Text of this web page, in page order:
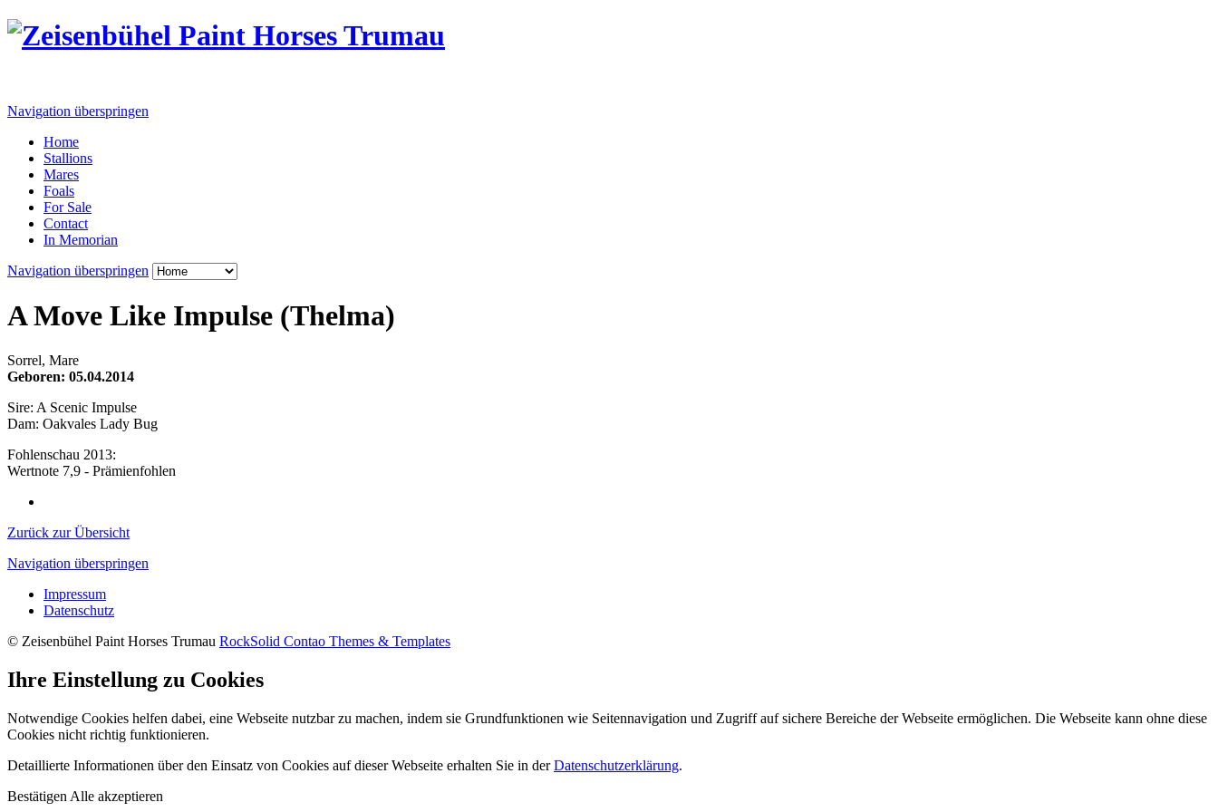
Navigation überspringen
Home
Stallions
Mares
Foals
For Sale
Contact
In Memorian
Navigation überspringen
A Move Like Impulse (Thelma)
Sorrel, Mare
Geboren: 05.04.2014
Sire: A Scenic Impulse
Dam: Oakvales Lady Bug
Fohlenschau 2013:
Wertnote 7,9 - Prämienfohlen
Zurück zur Übersicht
Navigation überspringen
Impressum
Datenschutz
© Zeisenbühel Paint Horses Trumau RockSolid Contao Themes & Templates
Ihre Einstellung zu Cookies
Notwendige Cookies helfen dabei, eine Webseite nutzbar zu machen, indem sie Grundfunktionen wie Seitennavigation und Zugriff auf sichere Bereiche der Webseite ermöglichen. Die Webseite kann ohne diese
Cookies nicht richtig funktionieren.
Detaillierte Informationen über den Einsatz von Cookies auf dieser Webseite erhalten Sie in derDatenschutzerklärung.
Bestätigen Alle akzeptieren